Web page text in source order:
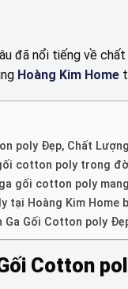
đã nổi tiếng về
Hoàng Kim Home
poly Đẹp, Chất
cotton poly trong
gối cotton poly
tại Hoàng Kim Home
Ga Gối Cotton poly
Cotton